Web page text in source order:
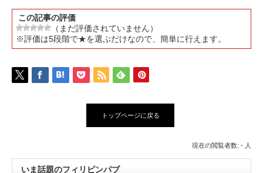
この記事の評価
（まだ評価されていません）
※評価は5段階で★を選ぶだけなので、簡単に行えます。
トップページに戻る
現在の閲覧者数: - 人
いま話題のフィリピンパブ